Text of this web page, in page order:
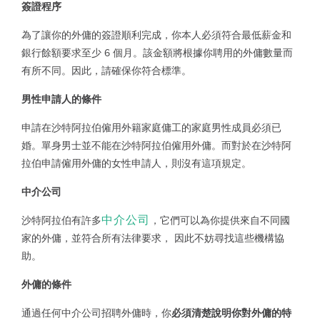
簽證程序
為了讓你的外傭的簽證順利完成，你本人必須符合最低薪金和
銀行餘額要求至少 6 個月。該金額將根據你聘用的外傭數量而
有所不同。因此，請確保你符合標準。
男性申請人的條件
申請在沙特阿拉伯僱用外籍家庭傭工的家庭男性成員必須已
婚。單身男士並不能在沙特阿拉伯僱用外傭。而對於在沙特阿
拉伯申請僱用外傭的女性申請人，則沒有這項規定。
中介公司
沙特阿拉伯有許多中介公司
，它們可以為你提供來自不同國
家的外傭，並符合所有法律要求，
因此不妨尋找這些機構協
助。
外傭的條件
通過任何中介公司招聘外傭時，你必須清楚說明你對外傭的特